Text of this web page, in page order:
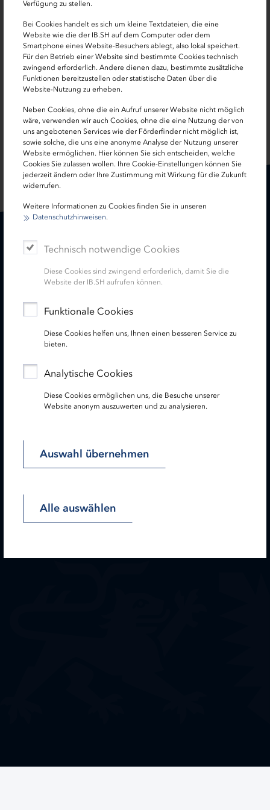
Verfügung zu stellen.
Bei Cookies handelt es sich um kleine Textdateien, die eine
Website wie die der IB.SH auf dem Computer oder dem
Smartphone eines Website-Besuchers ablegt, also lokal speichert.
Für den Betrieb einer Website sind bestimmte Cookies technisch
zwingend erforderlich. Andere dienen dazu, bestimmte zusätzliche
Funktionen bereitzustellen oder statistische Daten über die
Website-Nutzung zu erheben.
Neben Cookies, ohne die ein Aufruf unserer Website nicht möglich
wäre, verwenden wir auch Cookies, ohne die eine Nutzung der von
uns angebotenen Services wie der Förderfinder nicht möglich ist,
sowie solche, die uns eine anonyme Analyse der Nutzung unserer
Website ermöglichen. Hier können Sie sich entscheiden, welche
Cookies Sie zulassen wollen. Ihre Cookie-Einstellungen können Sie
jederzeit ändern oder Ihre Zustimmung mit Wirkung für die Zukunft
widerrufen.
Weitere Informationen zu Cookies finden Sie in unseren
Datenschutzhinweisen.
Technisch notwendige Cookies
Diese Cookies sind zwingend erforderlich, damit Sie die
Website der IB.SH aufrufen können.
Funktionale Cookies
Diese Cookies helfen uns, Ihnen einen besseren Service zu
bieten.
Analytische Cookies
Diese Cookies ermöglichen uns, die Besuche unserer
Website anonym auszuwerten und zu analysieren.
Auswahl übernehmen
Alle auswählen
Anja Lansberg
Programmmanagerin, Interreg-Ausschuss
0431 9905-3321
anja.lansberg[at]ib-sh.de
SEITE TEILEN:
Karriere Treasury
Termine
Newsletter
Impressum Datenschutz